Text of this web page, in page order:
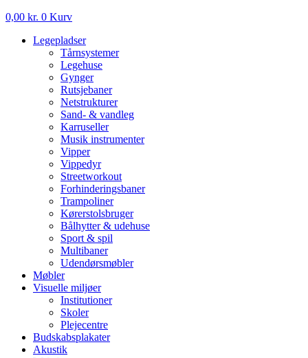
0,00 kr. 0 Kurv
Legepladser
Tårnsystemer
Legehuse
Gynger
Rutsjebaner
Netstrukturer
Sand- & vandleg
Karruseller
Musik instrumenter
Vipper
Vippedyr
Streetworkout
Forhinderingsbaner
Trampoliner
Kørerstolsbruger
Bålhytter & udehuse
Sport & spil
Multibaner
Udendørsmøbler
Møbler
Visuelle miljøer
Institutioner
Skoler
Plejecentre
Budskabsplakater
Akustik